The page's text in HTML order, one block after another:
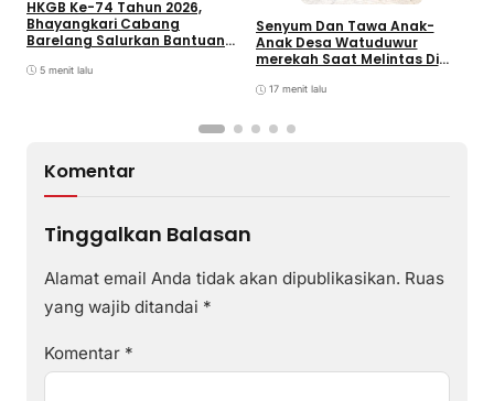
HKGB Ke-74 Tahun 2026,
Bhayangkari Cabang
Barelang Salurkan Bantuan
Kesehatan di Pulau Lance
5 menit lalu
Senyum Dan Tawa Anak-
Anak Desa Watuduwur
merekah Saat Melintas Di
17 menit lalu
Komentar
Tinggalkan Balasan
Alamat email Anda tidak akan dipublikasikan. Ruas
yang wajib ditandai *
Komentar *